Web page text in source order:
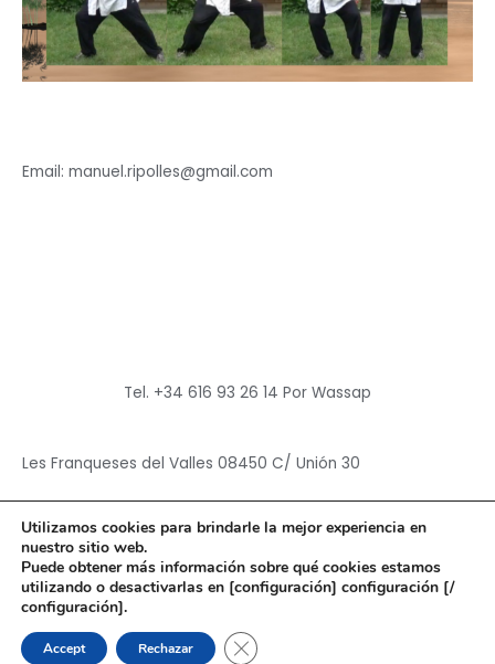
Email: manuel.ripolles@gmail.com
Tel. +34 616 93 26 14 Por Wassap
Les Franqueses del Valles 08450 C/ Unión 30
Copyright © 2026Hun Yuan Chen
Powered byHun Yuan Chen
Utilizamos cookies para brindarle la mejor experiencia en
nuestro sitio web.
Puede obtener más información sobre qué cookies estamos
utilizando o desactivarlas en [configuración] configuración [/
configuración].
Accept Rechazar CERRAR EL BANNER DE